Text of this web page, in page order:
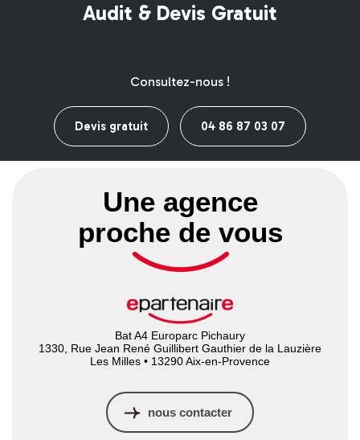
Audit & Devis Gratuit
Consultez-nous !
Devis gratuit 04 86 87 03 07
Une agence
proche de vous
Bat A4 Europarc Pichaury
1330, Rue Jean René Guillibert Gauthier de la Lauzière
Les Milles • 13290 Aix-en-Provence
nous contacter